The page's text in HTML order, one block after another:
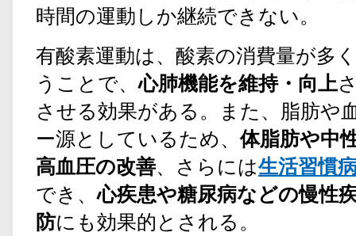
時間の運動しか継続できない。
有酸素運動は、酸素の消費量が多
うことで、心肺機能を維持・向上
させる効果がある。また、脂肪や
ー源としているため、体脂肪や中
高血圧の改善、さらには生活習慣
でき、心疾患や糖尿病などの慢性
防にも効果的とされる。